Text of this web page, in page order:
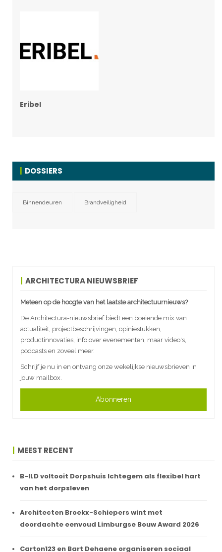
Eribel
DOSSIERS
Binnendeuren Brandveiligheid
ARCHITECTURA NIEUWSBRIEF
Meteen op de hoogte van het laatste architectuurnieuws?
De Architectura-nieuwsbrief biedt een boeiende mix van
actualiteit, projectbeschrijvingen, opiniestukken,
productinnovaties, info over evenementen, maar video's,
podcasts en zoveel meer.
Schrijf je nu in en ontvang onze wekelijkse nieuwsbrieven in
jouw mailbox.
Abonneren
MEEST RECENT
B-ILD voltooit Dorpshuis Ichtegem als flexibel hart
van het dorpsleven
Architecten Broekx-Schiepers wint met
doordachte eenvoud Limburgse Bouw Award 2026
Carton123 en Bart Dehaene organiseren sociaal